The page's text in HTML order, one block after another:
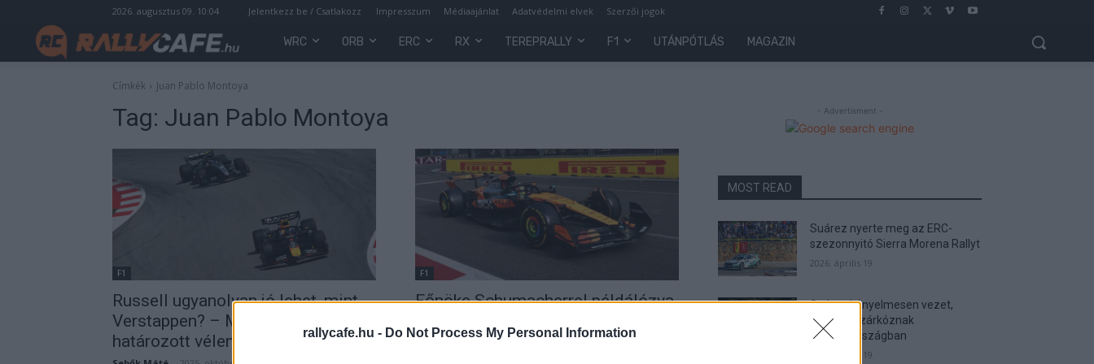
rallycafe.hu - Do Not Process My Personal Information
2026. augusztus 09. 10:04 Jelentkezz be / Csatlakozz Impresszum Médiaajánlat Adatvédelmi elvek Szerzői jogok
WRC ORB ERC RX TEREPRALLY F1 UTÁNPÓTLÁS MAGAZIN
Címkék Juan Pablo Montoya
Tag: Juan Pablo Montoya
F1
Russell ugyanolyan jó lehet, mint
Verstappen? – Montoyának
határozott véleménye van
F1
Főnöke Schumacherrel példálózva
halmozó F1-es listavezetőt
- Advertisment -
MOST READ
Suárez nyerte meg az ERC-
szezonnyitó Sierra Morena Rallyt
2026. április 19.
Suárez kényelmesen vezet,
Németék zárkóznak
Spanyolországban
2026. április 19.